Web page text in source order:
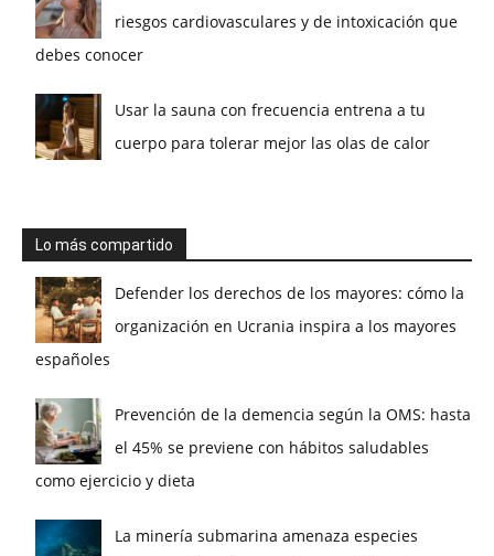
riesgos cardiovasculares y de intoxicación que
debes conocer
Usar la sauna con frecuencia entrena a tu
cuerpo para tolerar mejor las olas de calor
Lo más compartido
Defender los derechos de los mayores: cómo la
organización en Ucrania inspira a los mayores
españoles
Prevención de la demencia según la OMS: hasta
el 45% se previene con hábitos saludables
como ejercicio y dieta
La minería submarina amenaza especies